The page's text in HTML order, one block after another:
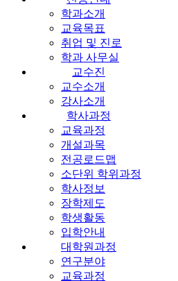
학과소개
교육목표
취업 및 진로
학과 사무실
교수진
교수소개
강사소개
학사과정
교육과정
개설과목
전공로드맵
소단위 학위과정
학사정보
장학제도
학생활동
입학안내
대학원과정
연구분야
교육과정